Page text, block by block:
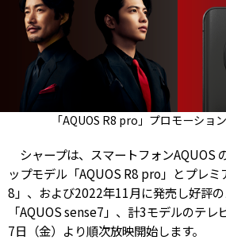
「AQUOS R8 pro」プロモーショ
シャープは、スマートフォンAQUOS
ップモデル「AQUOS R8 pro」とプレミ
8」、および2022年11月に発売し好評
「AQUOS sense7」、計3モデルのテ
7日（金）より順次放映開始します。